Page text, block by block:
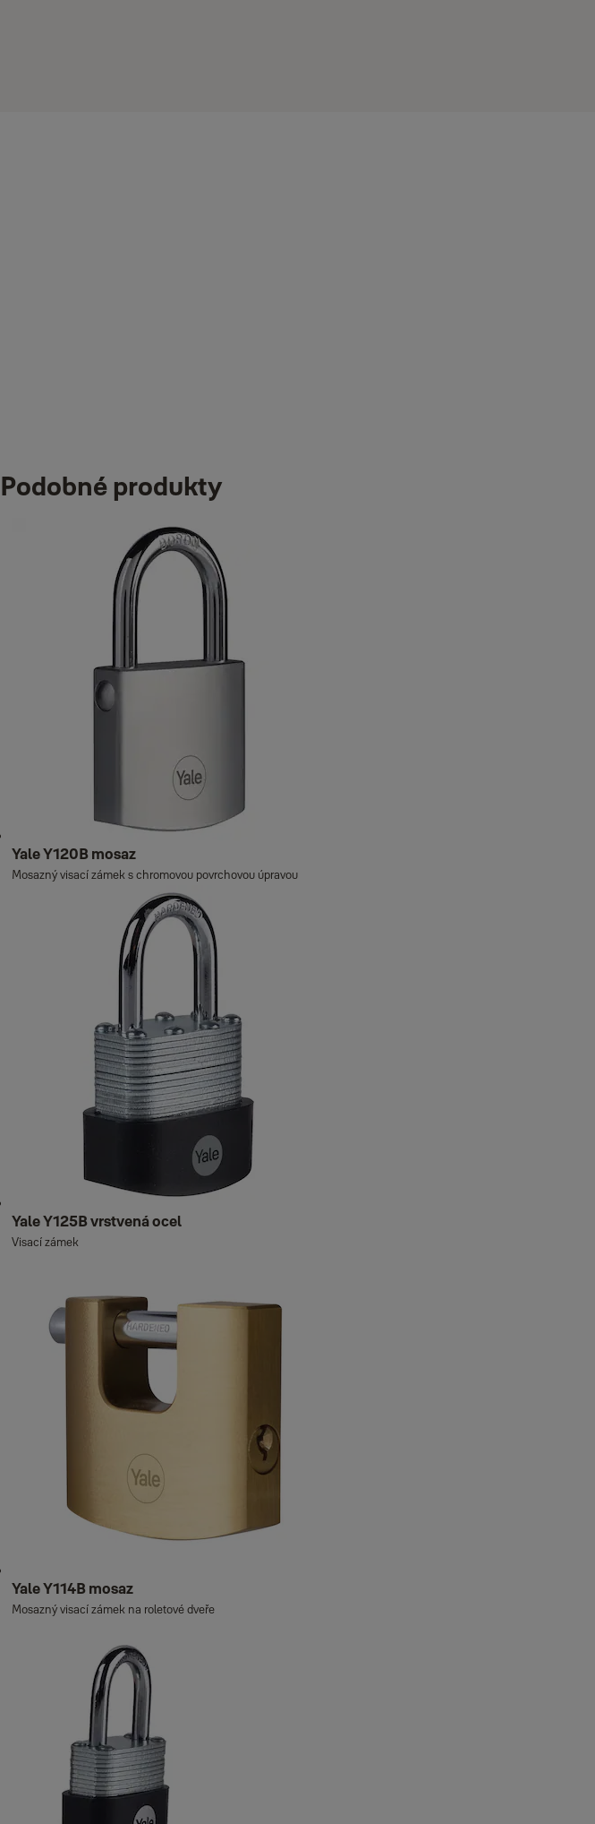
Yale_Y220B_Dimensional_Drawing_1.pdf
Podobné produkty
Yale Y120B mosaz
Mosazný visací zámek s chromovou povrchovou úpravou
Yale Y125B vrstvená ocel
Visací zámek
Yale Y114B mosaz
Mosazný visací zámek na roletové dveře